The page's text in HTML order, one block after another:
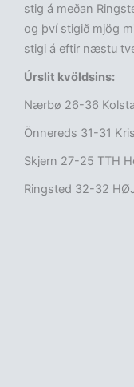
stig á meðan
og því stigið mjög
stigi á eftir næstu
Úrslit kvöldsins:
Nærbø 26-36
Önnereds 31-31
Skjern 27-25 TTH
Ringsted 32-32